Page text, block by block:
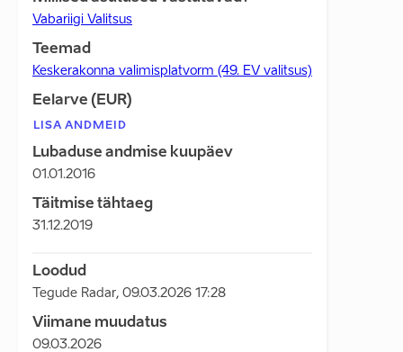
Vabariigi Valitsus
Teemad
Keskerakonna valimisplatvorm (49. EV valitsus)
Eelarve (EUR)
LISA ANDMEID
Lubaduse andmise kuupäev
01.01.2016
Täitmise tähtaeg
31.12.2019
Loodud
Tegude Radar, 09.03.2026 17:28
Viimane muudatus
09.03.2026